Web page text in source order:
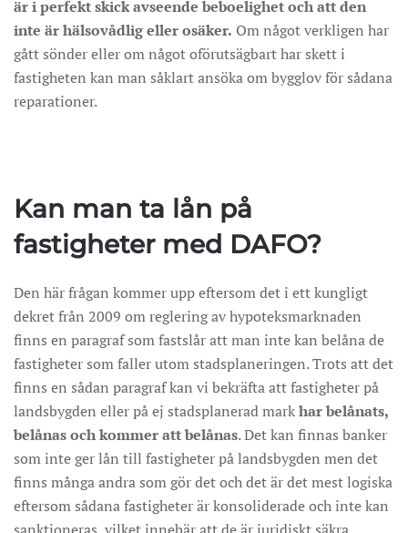
är i perfekt skickavseende beboelighet och att den
inte är hälsovådlig eller osäker. Om något verkligen har
gått sönder eller om något oförutsägbart har skett i
fastigheten kan man såklart ansöka om bygglov för sådana
reparationer.
Kan man ta lån på
fastigheter med DAFO?
Den här frågan kommer upp eftersom det i ett kungligt
dekret från 2009 om reglering av hypoteksmarknaden
finns en paragraf som fastslår att man inte kan belåna de
fastigheter som faller utom stadsplaneringen. Trots att det
finns en sådan paragraf kan vi bekräfta att fastigheter på
landsbygden eller på ej stadsplanerad markhar belånats,
belånas och kommer att belånas. Det kan finnas banker
som inte ger lån till fastigheter på landsbygden men det
finns många andra som gör det och det är det mest logiska
eftersom sådana fastigheter är konsoliderade och inte kan